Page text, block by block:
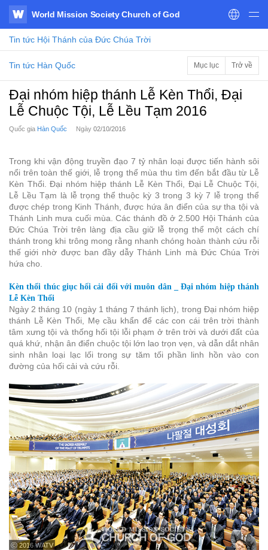
WATV
World Mission Society Church of God
Tin tức Hội Thánh của Đức Chúa Trời
Tin tức Hàn Quốc Mục lục Trở về
Đại nhóm hiệp thánh Lễ Kèn Thổi, Đại
Lễ Chuộc Tội, Lễ Lều Tạm 2016
Quốc gia Hàn Quốc Ngày 02/10/2016
Trong khi vận động truyền đạo 7 tỷ nhân loại được tiến hành sôi
nổi trên toàn thế giới, lễ trọng thể mùa thu tìm đến bắt đầu từ Lễ
Kèn Thổi. Đại nhóm hiệp thánh Lễ Kèn Thổi, Đại Lễ Chuộc Tội,
Lễ Lều Tạm là lễ trọng thể thuộc kỳ 3 trong 3 kỳ 7 lễ trọng thể
được chép trong Kinh Thánh, được hứa ân điển của sự tha tội và
Thánh Linh mưa cuối mùa. Các thánh đồ ở 2.500 Hội Thánh của
Đức Chúa Trời trên làng địa cầu giữ lễ trọng thể một cách chí
thánh trong khi trông mong rằng nhanh chóng hoàn thành cứu rỗi
thế giới nhờ được ban đầy dẫy Thánh Linh mà Đức Chúa Trời
hứa cho.
Kèn thổi thúc giục hối cải đối với muôn dân _ Đại nhóm hiệp thánh
Lễ Kèn Thổi
Ngày 2 tháng 10 (ngày 1 tháng 7 thánh lịch), trong Đại nhóm hiệp
thánh Lễ Kèn Thổi, Mẹ cầu khẩn để các con cái trên trời thành
tâm xưng tội và thống hối tội lỗi phạm ở trên trời và dưới đất của
quá khứ, nhận ân điển chuộc tội lớn lao trọn vẹn, và dẫn dắt nhân
sinh nhân loại lạc lối trong sự tăm tối phần linh hồn vào con
đường của hối cải và cứu rỗi.
ⓒ 2016 WATV